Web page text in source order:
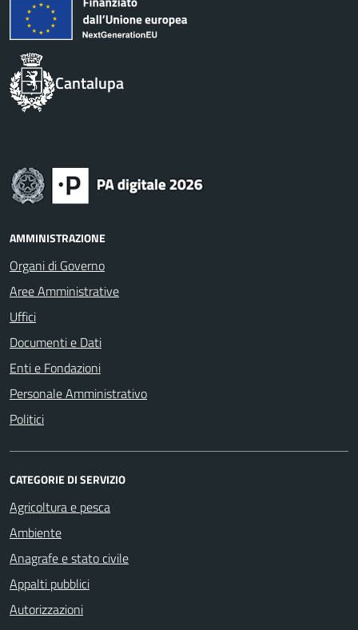
Cantalupa
AMMINISTRAZIONE
Organi di Governo
Aree Amministrative
Uffici
Documenti e Dati
Enti e Fondazioni
Personale Amministrativo
Politici
CATEGORIE DI SERVIZIO
Agricoltura e pesca
Ambiente
Anagrafe e stato civile
Appalti pubblici
Autorizzazioni